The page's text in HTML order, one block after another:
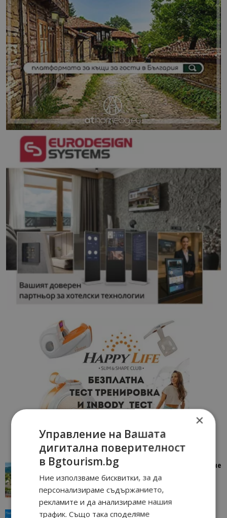
“Пощенска картичка от…”: Петрич – Изживяване
отвъд очакваното
Петрич 11/07/2026 11:22
“Пощенска картичка от…”: Пловдив, градът на
×
Управление на Вашата
дигитална поверителност
в Bgtourism.bg
Ние използваме бисквитки, за да
персонализираме съдържанието,
рекламите и да анализираме нашия
трафик. Също така споделяме